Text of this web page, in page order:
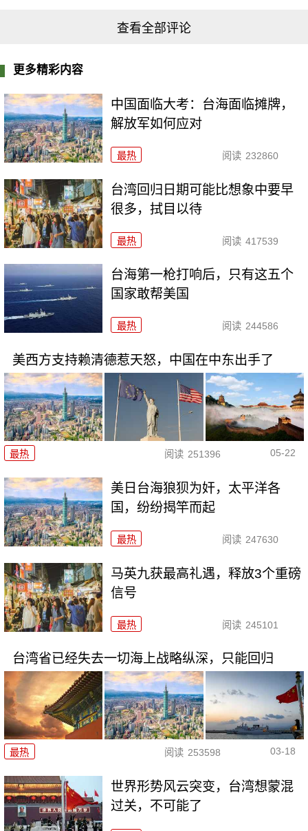
查看全部评论
更多精彩内容
中国面临大考：台海面临摊牌，
解放军如何应对
最热 阅读 232860
台湾回归日期可能比想象中要早
很多，拭目以待
最热 阅读 417539
台海第一枪打响后，只有这五个
国家敢帮美国
最热 阅读 244586
美西方支持赖清德惹天怒，中国在中东出手了
最热 阅读 251396 05-22
美日台海狼狈为奸，太平洋各
国，纷纷揭竿而起
最热 阅读 247630
马英九获最高礼遇，释放3个重磅
信号
最热 阅读 245101
台湾省已经失去一切海上战略纵深，只能回归
最热 阅读 253598 03-18
世界形势风云突变，台湾想蒙混
过关，不可能了